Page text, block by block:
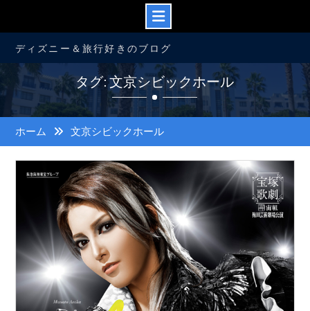
ン
ツ
へ
キ
ディズニー＆旅行好きのブログ
タグ: 文京シビックホール
ホーム 文京シビックホール